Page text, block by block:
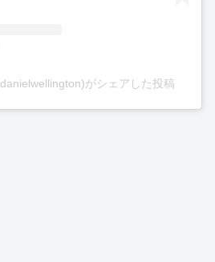
がシェアした投稿